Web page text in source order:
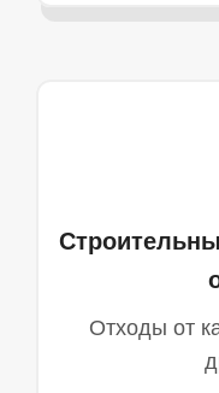
Отходы от